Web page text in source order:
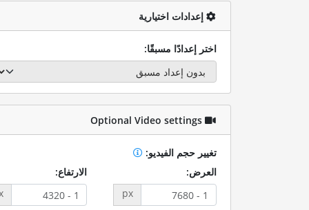
إعدادات اختيارية
اختر إعدادًا مسبقًا:
Optional Video settings
تغيير حجم الفيديو:
العرض:
px
الارتفاع: